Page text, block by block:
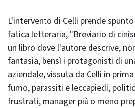
L'intervento di Celli prende
fatica letteraria, "Breviario di
un libro dove l'autore descrive,
fantasia, bensì i protagonisti di
aziendale, vissuta da Celli in
fumo, parassiti e leccapiedi,
frustrati, manager più o meno